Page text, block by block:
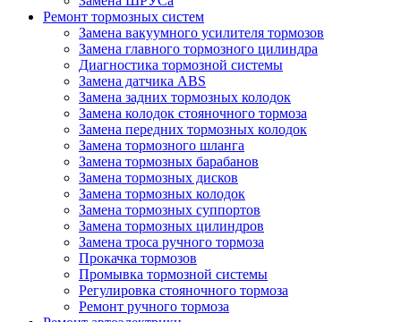
Ремонт тормозных систем
Замена вакуумного усилителя тормозов
Замена главного тормозного цилиндра
Диагностика тормозной системы
Замена датчика ABS
Замена задних тормозных колодок
Замена колодок стояночного тормоза
Замена передних тормозных колодок
Замена тормозного шланга
Замена тормозных барабанов
Замена тормозных дисков
Замена тормозных колодок
Замена тормозных суппортов
Замена тормозных цилиндров
Замена троса ручного тормоза
Прокачка тормозов
Промывка тормозной системы
Регулировка стояночного тормоза
Ремонт ручного тормоза